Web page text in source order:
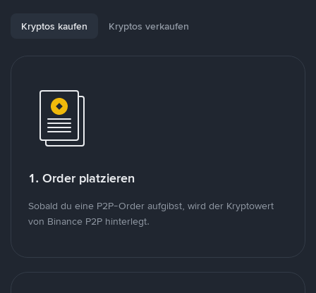
Kryptos kaufen Kryptos verkaufen
1. Order platzieren
Sobald du eine P2P-Order aufgibst, wird der Kryptowert
von Binance P2P hinterlegt.